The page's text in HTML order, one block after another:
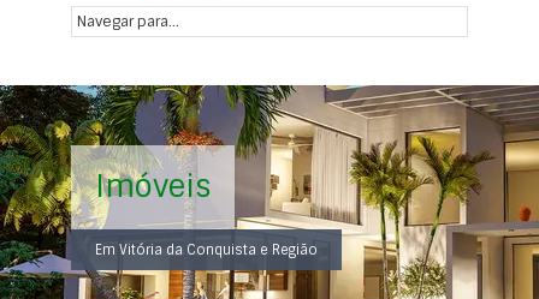
Imóveis
Em Vitória da Conquista e Região